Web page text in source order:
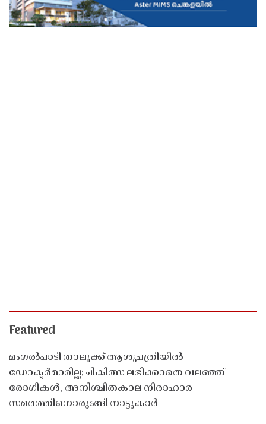
Featured
മംഗൽപാടി താലൂക്ക് ആശുപത്രിയിൽ
ഡോക്ടർമാരില്ല; ചികിത്സ ലഭിക്കാതെ വലഞ്ഞ്
രോഗികൾ, അനിശ്ചിതകാല നിരാഹാര
സമരത്തിനൊരുങ്ങി നാട്ടുകാർ